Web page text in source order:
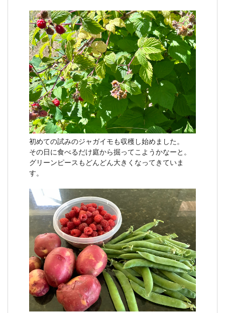
初めての試みのジャガイモも収穫し始めました。
その日に食べるだけ庭から掘ってこようかなーと。
グリーンピースもどんどん大きくなってきていま
す。